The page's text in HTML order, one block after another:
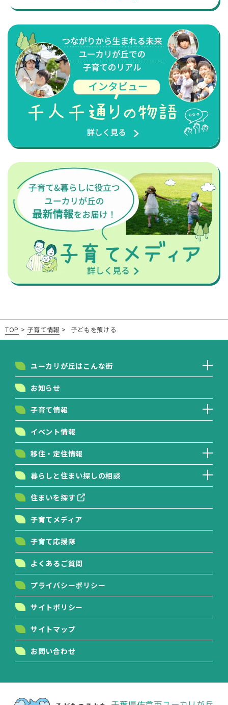
TOP > 子育て情報 > 子どもを預ける
ユーカリが丘はこんな街
お知らせ
子育て情報
イベント情報
移住・定住情報
暮らしと住まい探しの相談
住まいを探す
子育てメディア
子育て応援隊
よくあるご質問
プライバシーポリシー
サイトポリシー
サイトマップ
お問い合わせ